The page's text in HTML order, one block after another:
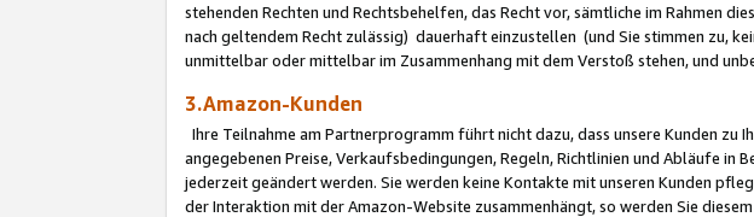
stehenden Rechten und Rechtsbehelfen, das Recht vor, sämtliche im Rahmen
nach geltendem Recht zulässig) dauerhaft einzustellen (und Sie stimmen zu,
unmittelbar oder mittelbar im Zusammenhang mit dem Verstoß stehen, und
3.Amazon-Kunden
Ihre Teilnahme am Partnerprogramm führt nicht dazu, dass unsere Kunden zu
angegebenen Preise, Verkaufsbedingungen, Regeln, Richtlinien und Abläufe
jederzeit geändert werden. Sie werden keine Kontakte mit unseren Kunden
der Interaktion mit der Amazon-Website zusammenhängt, so werden Sie